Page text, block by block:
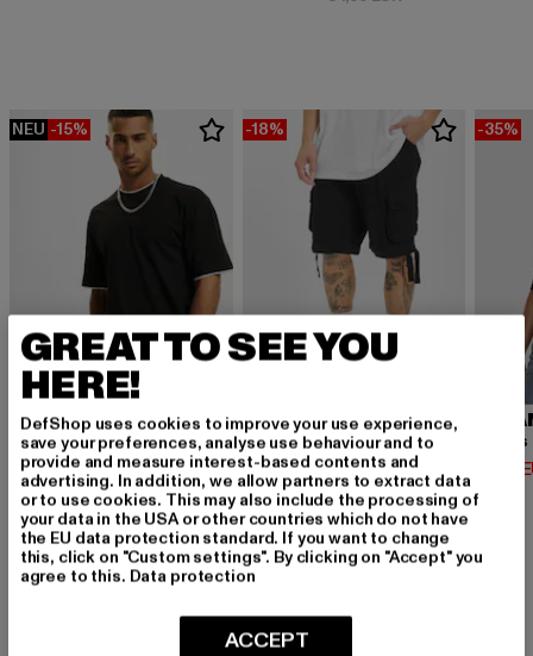
NEU -15%
URBAN CLASSICS
Contrast Tall Tee
12,74 EUR
Derzeitiger Preis: 12,74 EUR
14,99 EURAktionspreis: 14,99 EUR
-18%
BRANDIT
Urban Legend
32,79 EUR
Derzeitiger Preis: 32,79 EUR
39,99 EURAktionspreis:
-35%
14,94
GREAT TO SEE YOU
HERE!
DefShop uses cookies to improve your use experience,
save your preferences, analyse use behaviour and to
provide and measure interest-based contents and
advertising. In addition, we allow partners to extract data
or to use cookies. This may also include the processing of
your data in the USA or other countries which do not have
the EU data protection standard. If you want to change
this, click on "Custom settings". By clicking on "Accept" you
agree to this. Data protection
ACCEPT